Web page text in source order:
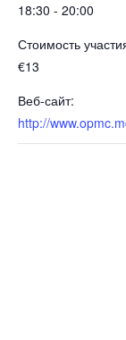
18:30 - 20:00
Стоимость
€13
Веб-сайт:
http://